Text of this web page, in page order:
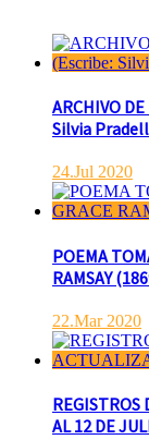
ARCHIVO
Silvia
24.Jul 2020
POEMA
RAMSAY
22.Mar 2020
REGISTROS
AL 12 DE